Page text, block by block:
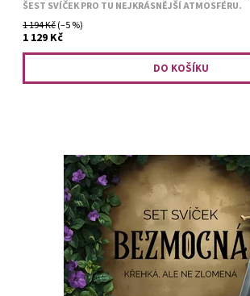
ŠEST SVÍČEK PRO TU NEJKRÁSNĚJŠÍ ATMOSFÉRU.
1 194 Kč(–5 %)
1 129 Kč
Někdy svět nezachrání ti nejsilnější. A jindy
záchranu. 🔥 Jako o pomstu. 🔥 ✦ Tato
inspirovaná příběhem, kde se odvaha rodí...